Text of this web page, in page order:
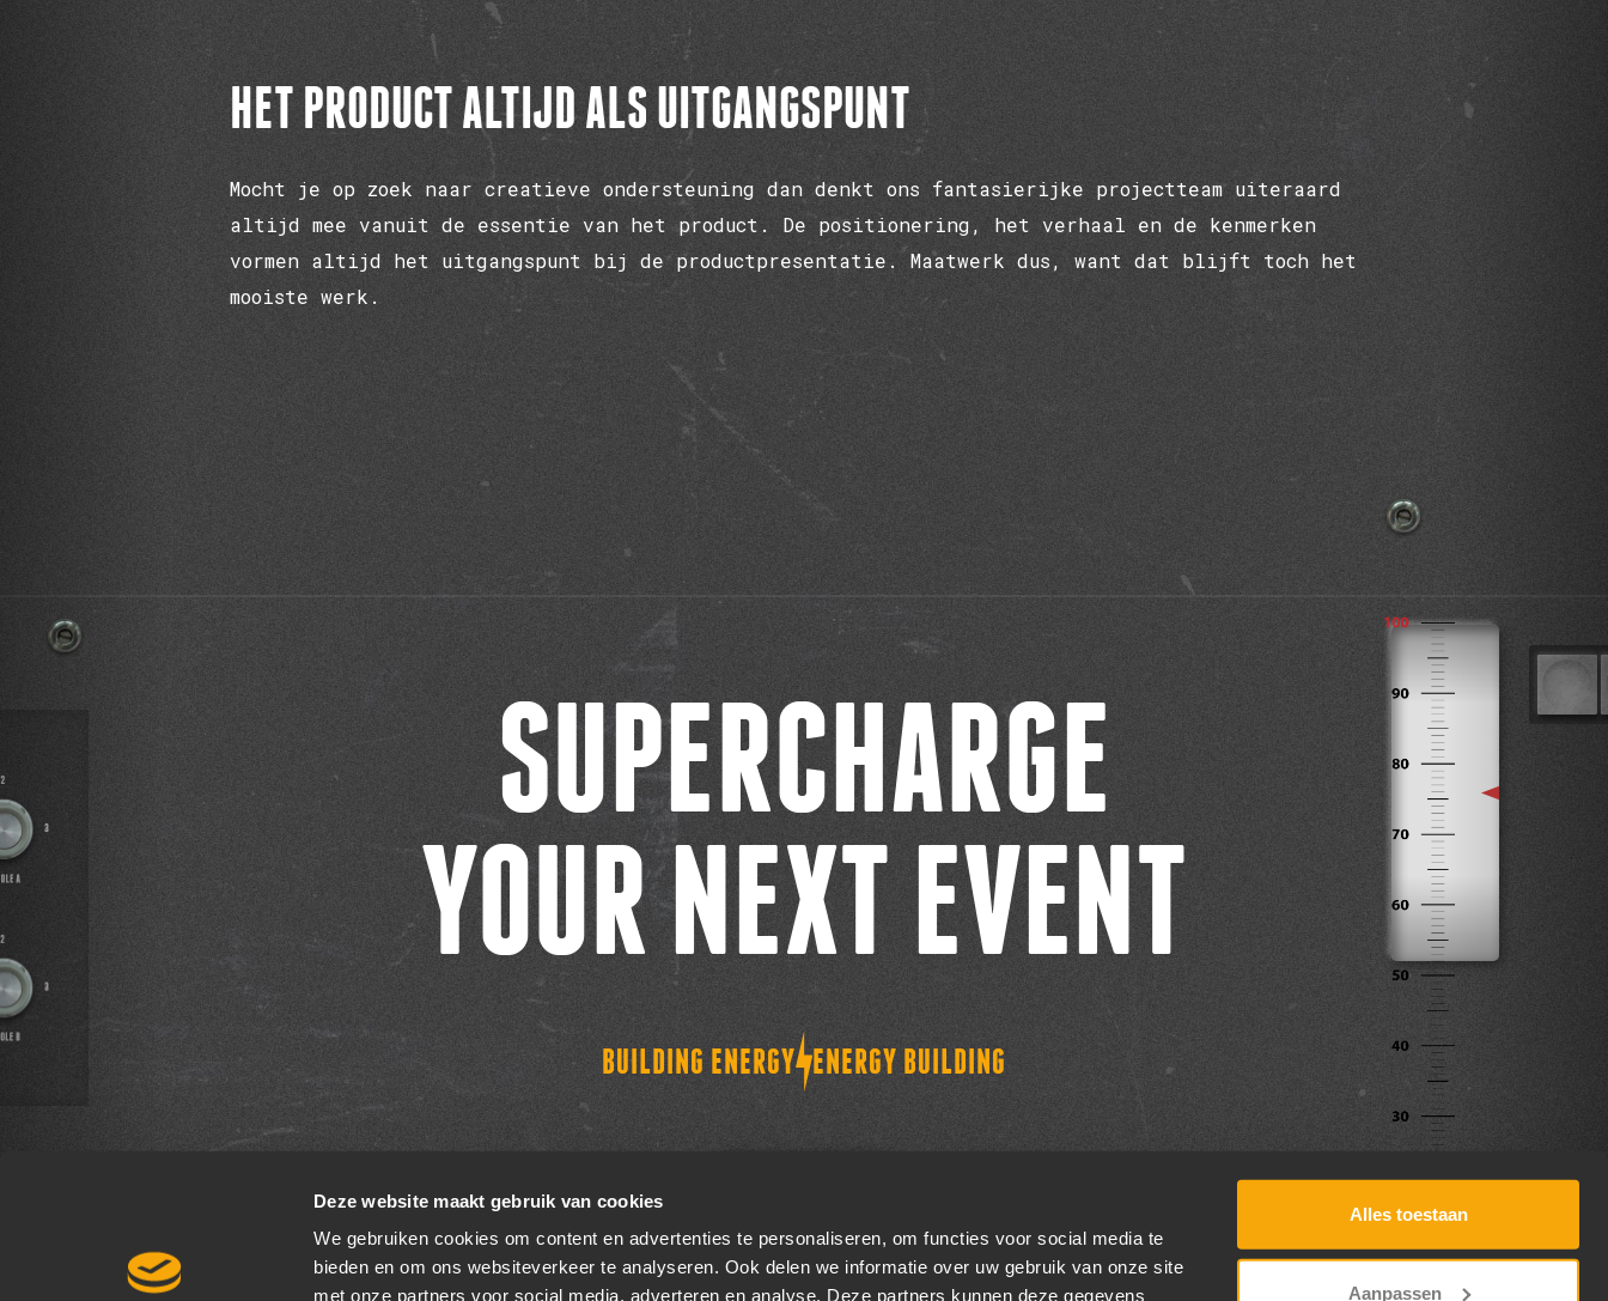
Deze website maakt gebruik van cookies
We gebruiken cookies om content en advertenties te personaliseren, om functies voor social media te
bieden en om ons websiteverkeer te analyseren. Ook delen we informatie over uw gebruik van onze site
met onze partners voor social media, adverteren en analyse. Deze partners kunnen deze gegevens
Alles toestaan
Aanpassen
HET PRODUCT ALTIJD ALS UITGANGSPUNT
Mocht je op zoek naar creatieve ondersteuning dan denkt ons fantasierijke projectteam uiteraard
altijd mee vanuit de essentie van het product. De positionering, het verhaal en de kenmerken
vormen altijd het uitgangspunt bij de productpresentatie. Maatwerk dus, want dat blijft toch het
mooiste werk.
SUPERCHARGE
YOUR NEXT EVENT
BUILDING ENERGY ENERGY BUILDING